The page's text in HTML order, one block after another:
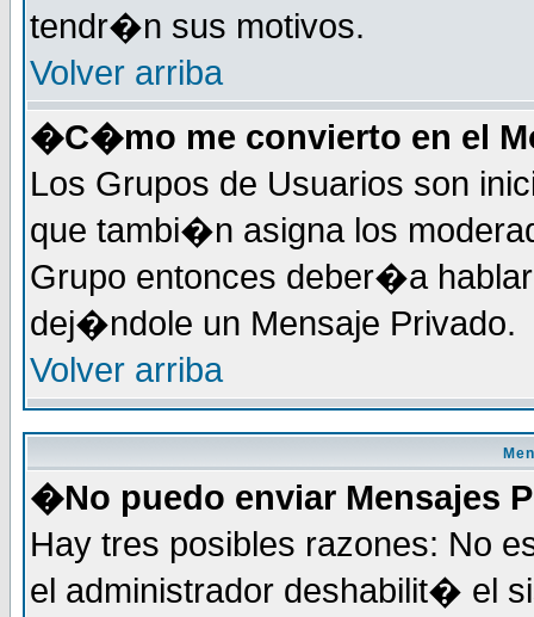
tendr�n sus motivos.
Volver arriba
�C�mo me convierto en el
Los Grupos de Usuarios son
que tambi�n asigna los
Grupo entonces deber�a
dej�ndole un Mensaje Privado.
Volver arriba
�No puedo enviar Mensajes
Hay tres posibles razones: No
el administrador deshabilit� el